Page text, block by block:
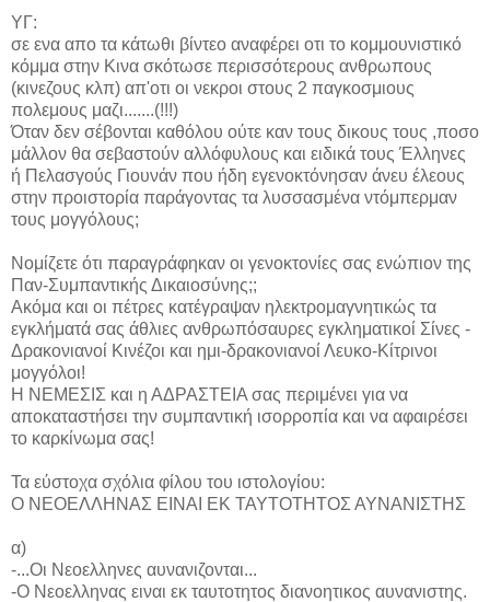
YΓ:
σε ενα απο τα κάτωθι βίντεο αναφέρει οτι το κομμουνιστικό
κόμμα στην Κινα σκότωσε περισσότερους ανθρωπους
(κινεζους κλπ) απ'οτι οι νεκροι στους 2 παγκοσμιους
πολεμους μαζι.......(!!!)
Όταν δεν σέβονται καθόλου ούτε καν τους δικους τους ,ποσο
μάλλον θα σεβαστούν αλλόφυλους και ειδικά τους Έλληνες
ή Πελασγούς Γιουνάν που ήδη εγενοκτόνησαν άνευ έλεους
στην προιστορία παράγοντας τα λυσσασμένα ντόμπερμαν
τους μογγόλους;
Νομίζετε ότι παραγράφηκαν οι γενοκτονίες σας ενώπιον της
Παν-Συμπαντικής Δικαιοσύνης;;
Ακόμα και οι πέτρες κατέγραψαν ηλεκτρομαγνητικώς τα
εγκλήματά σας άθλιες ανθρωπόσαυρες εγκληματικοί Σίνες -
Δρακονιανοί Κινέζοι και ημι-δρακονιανοί Λευκο-Κίτρινοι
μογγόλοι!
Η ΝΕΜΕΣΙΣ και η ΑΔΡΑΣΤΕΙΑ σας περιμένει για να
αποκαταστήσει την συμπαντική ισορροπία και να αφαιρέσει
το καρκίνωμα σας!
Τα εύστοχα σχόλια φίλου του ιστολογίου:
Ο ΝΕΟΕΛΛΗΝΑΣ ΕΙΝΑΙ ΕΚ ΤΑΥΤΟΤΗΤΟΣ ΑΥΝΑΝΙΣΤΗΣ
α)
-...Οι Νεοελληνες αυνανιζονται...
-Ο Νεοελληνας ειναι εκ ταυτοτητος διανοητικος αυνανιστης.